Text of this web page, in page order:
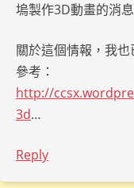
塢製作3D動畫的消息
關於這個情報，我
參考：
http://
3d…
Reply